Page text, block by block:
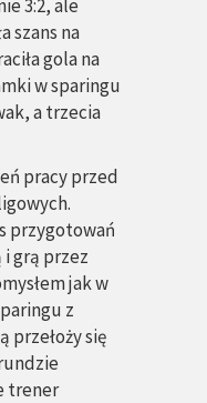
3:2, ale
szans na
gola na
w sparingu
a trzecia
pracy przed
przygotowań
i grą przez
jak w
z
przełoży się
trener